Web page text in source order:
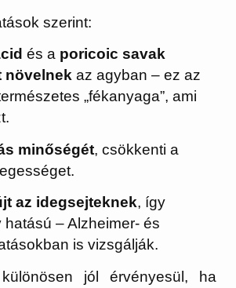
szerint:
és a poricoic savak
növelnek az agyban – ez az
„fékanyaga”, ami
minőségét, csökkenti a
az idegsejteknek, így
– Alzheimer- és
is vizsgálják.
jól érvényesül, ha